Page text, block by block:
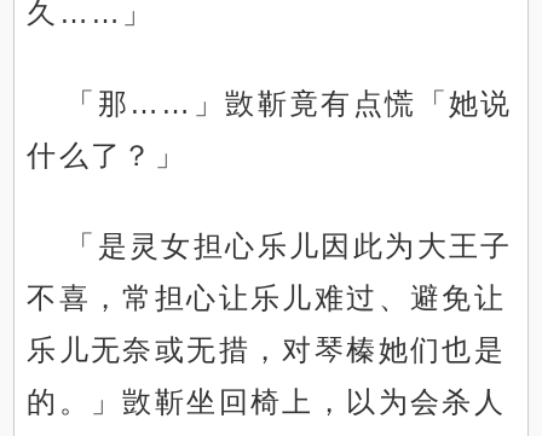
久……」
「那……」敳靳竟有点慌「她说
什么了？」
「是灵女担心乐儿因此为大王子
不喜，常担心让乐儿难过、避免让
乐儿无奈或无措，对琴榛她们也是
的。」敳靳坐回椅上，以为会杀人